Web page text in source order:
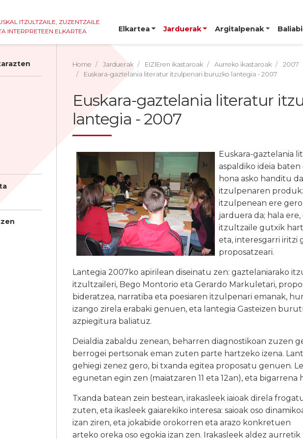
ITZULTZAILE, ZUZENTZAILE
INTERPRETEEN ELKARTEA
Elkartea Jarduerak Argitalpenak
Home Jarduerak EIZIEren ikastaroak Aurreko ikastaroak
2007
Euskara-gaztelania literatur itzulpenari buruzko lantegia - 2007
Euskara-gaztelania literatur
lantegia - 2007
Euskara-gaztelania
aspaldiko ideia
hona asko handitu
itzulpenaren
itzulpenean ere
jarduera da; hala
itzultzaile gutxik
eta, interesgarri
proposatzeari.
Lantegia 2007ko apirilean diseinatu zen: gaztelaniarako
itzultzaileri, Bego Montorio eta Gerardo Markuletari,
bideratzea, narratiba eta poesiaren itzulpenari emanak,
izango zirela erabaki genuen, eta lantegia Gasteizen
azpiegitura baliatuz.
Deialdia zabaldu zenean, beharren diagnostikoan zuzen
berrogei pertsonak eman zuten parte hartzeko izena.
gehiegi zenez gero, bi txanda egitea proposatu genuen.
egunetan egin zen (maiatzaren 11 eta 12an), eta bigarrena
Txanda batean zein bestean, irakasleek iaioak direla
zuten, eta ikasleek gaiarekiko interesa: saioak oso
izan ziren, eta jokabide orokorren eta arazo konkretuen
arteko oreka oso egokia izan zen. Irakasleek aldez aurretik